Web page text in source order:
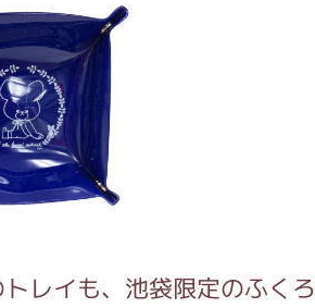
トレイも、池袋限定のふく